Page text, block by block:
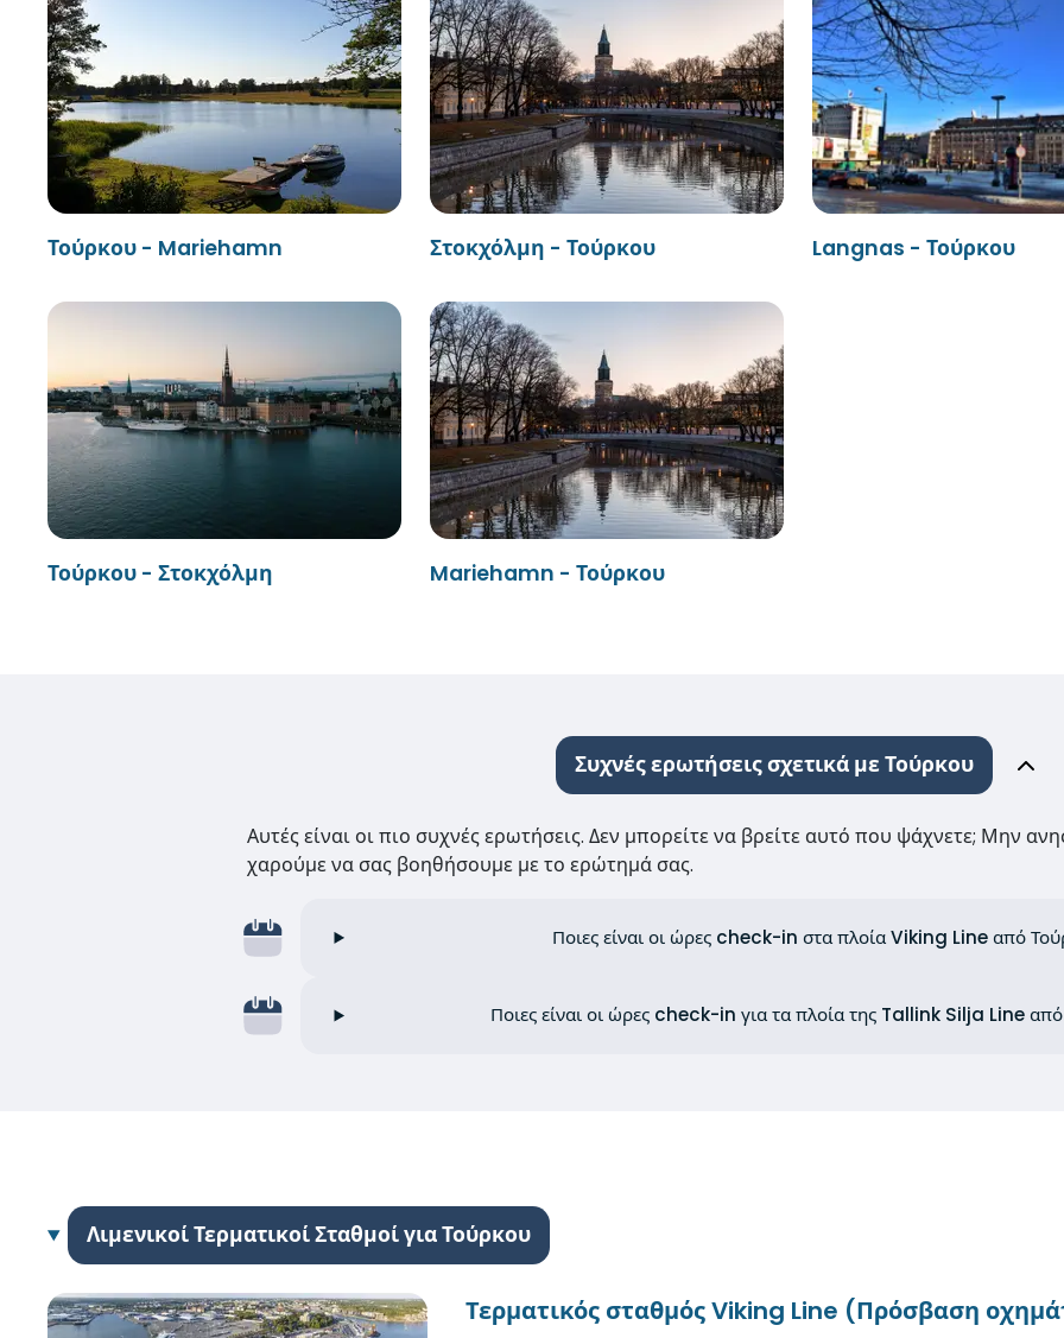
Τούρκου - Mariehamn Στοκχόλμη - Τούρκου Langnas - Τούρκου
Τούρκου - Στοκχόλμη Mariehamn - Τούρκου
Συχνές ερωτήσεις σχετικά με Τούρκου
Αυτές είναι οι πιο συχνές ερωτήσεις. Δεν μπορείτε να βρείτε αυτό που ψάχνετε; Μην
χαρούμε να σας βοηθήσουμε με το ερώτημά σας.
Ποιες είναι οι ώρες check-in στα πλοία Viking Line από
Ποιες είναι οι ώρες check-in για τα πλοία της Tallink Silja Line
Λιμενικοί Τερματικοί Σταθμοί για Τούρκου
Τερματικός σταθμός Viking Line (Πρόσβαση